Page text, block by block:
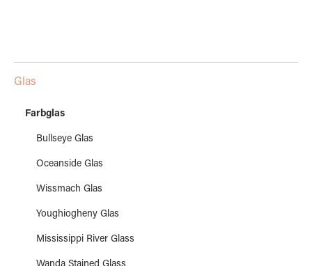
Glas
Farbglas
Bullseye Glas
Oceanside Glas
Wissmach Glas
Youghiogheny Glas
Mississippi River Glass